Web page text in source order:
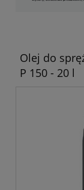
Olej do
P 150 - 20 l